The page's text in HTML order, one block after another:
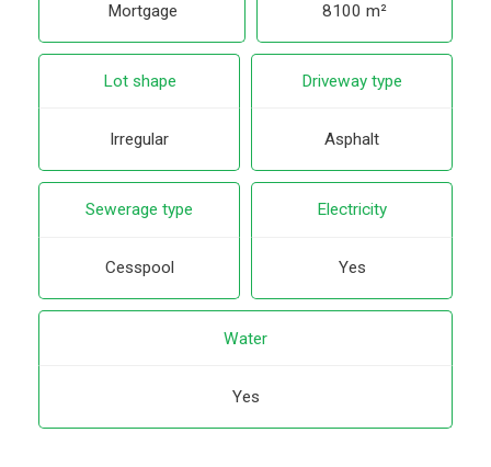
Mortgage 8100 m²
Lot shape
Irregular
Driveway type
Asphalt
Sewerage type
Cesspool
Electricity
Yes
Water
Yes